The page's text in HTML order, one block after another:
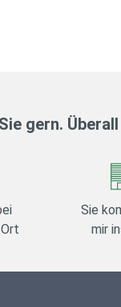
gern.
Sie
mir